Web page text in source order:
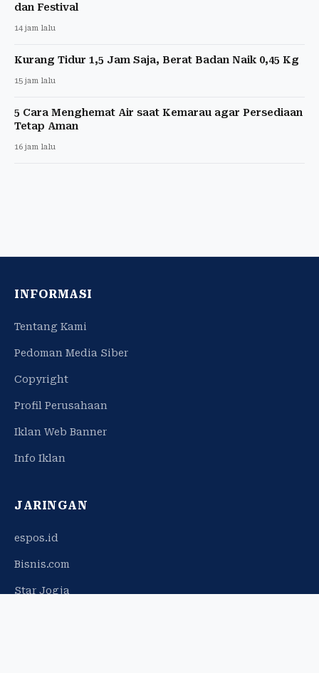
dan Festival
14 jam lalu
Kurang Tidur 1,5 Jam Saja, Berat Badan Naik 0,45 Kg
15 jam lalu
5 Cara Menghemat Air saat Kemarau agar Persediaan
Tetap Aman
16 jam lalu
INFORMASI
Tentang Kami
Pedoman Media Siber
Copyright
Profil Perusahaan
Iklan Web Banner
Info Iklan
JARINGAN
espos.id
Bisnis.com
Star Jogja